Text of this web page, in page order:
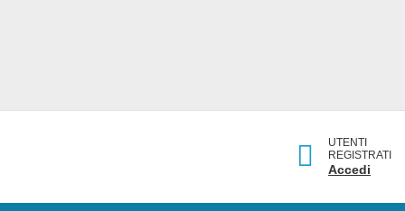
UTENTI
REGISTRATI
Accedi